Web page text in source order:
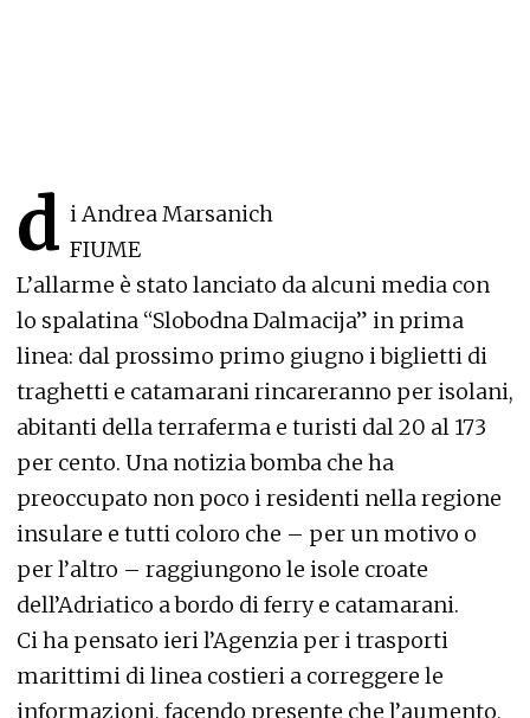
d i Andrea Marsanich
FIUME
L’allarme è stato lanciato da alcuni media con
lo spalatina “Slobodna Dalmacija” in prima
linea: dal prossimo primo giugno i biglietti di
traghetti e catamarani rincareranno per isolani,
abitanti della terraferma e turisti dal 20 al 173
per cento. Una notizia bomba che ha
preoccupato non poco i residenti nella regione
insulare e tutti coloro che – per un motivo o
per l’altro – raggiungono le isole croate
dell’Adriatico a bordo di ferry e catamarani.
Ci ha pensato ieri l’Agenzia per i trasporti
marittimi di linea costieri a correggere le
informazioni, facendo presente che l’aumento,